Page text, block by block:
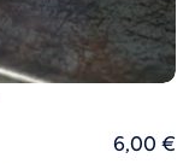
6,00 €